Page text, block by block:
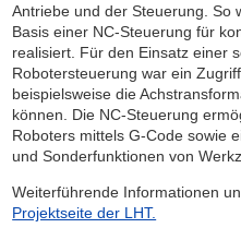
Antriebe und der Steuerung. So
Basis einer NC-Steuerung für
realisiert. Für den Einsatz einer
Robotersteuerung war ein
beispielsweise die
können. Die NC-Steuerung
Roboters mittels G-Code sowie
und Sonderfunktionen von
Weiterführende Informationen
Projektseite der LHT.